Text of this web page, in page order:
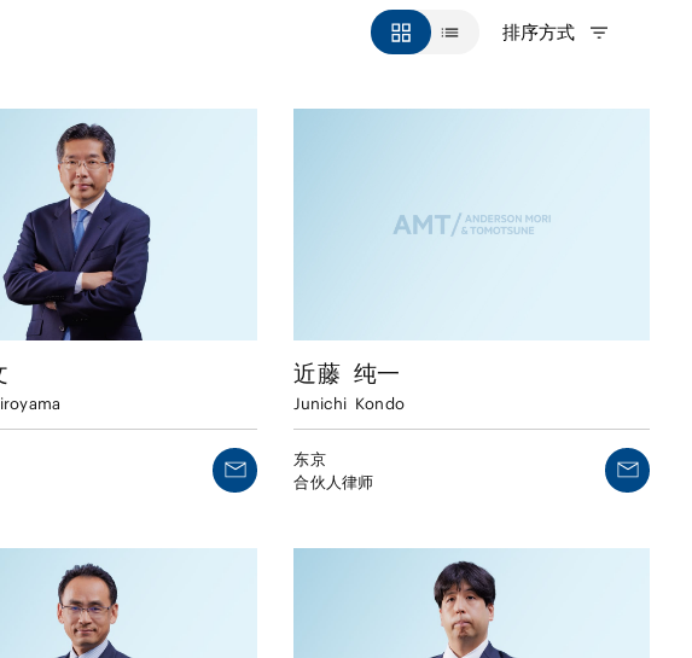
排序方式
近藤 纯一
Junichi Kondo
东京
合伙人律师